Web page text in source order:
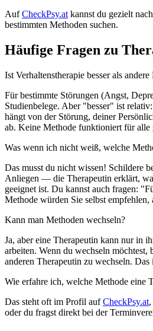
AufCheckPsy.at kannst du gezielt
bestimmten Methoden suchen.
Häufige Fragen zu
Ist Verhaltenstherapie besser als
Für bestimmte Störungen (Angst,
Studienbelege. Aber "besser" ist
hängt von der Störung, deiner
ab. Keine Methode funktioniert für alle
Was wenn ich nicht weiß, welche
Das musst du nicht wissen! Schildere
Anliegen — die Therapeutin erklärt,
geeignet ist. Du kannst auch fragen:
Methode würden Sie selbst
Kann man Methoden wechseln?
Ja, aber eine Therapeutin kann nur in
arbeiten. Wenn du wechseln möchtest,
anderen Therapeutin zu wechseln. Das
Wie erfahre ich, welche Methode eine
Das steht oft im Profil aufCheckPsy.at
oder du fragst direkt bei der